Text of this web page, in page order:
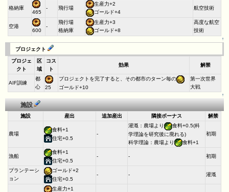
格納庫
465
- 飛行場
生産力+2
ゴールド+4
航空技術
空港
600
-
飛行場
格納庫
生産力+3
ゴールド+8
高度な航空
技術
↑
プロジェクト
プロジェ
クト
区
域
コス
ト
効果 解禁
AIF訓練
都
心
25
プロジェクトを完了すると、その都市のターン毎の
ゴールド+10
第一次世界
大戦
↑
施設
施設 産出 追加産出 隣接ボーナス 解禁
農場
食料+1
住宅+0.5
-
灌漑：農場より
食料+0.5(科
学理論を研究後に廃れる)
科学理論：農場より
食料+1
初期
漁船
食料+1
住宅+0.5
- - 初期
プランテーシ
ョン
ゴールド+2
住宅+0.5
- - 灌漑
生産力+1